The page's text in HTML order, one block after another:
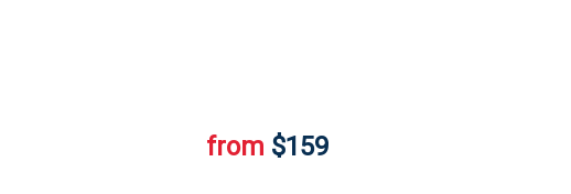
from $159